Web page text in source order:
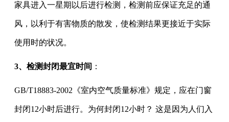
家具进入一星期以后进行检测，检测前应保证充足的通
风，以利于有害物质的散发，使检测结果更接近于实际
使用时的状况。
3、检测封闭最宜时间 ：
GB/T18883-2002《室内空气质量标准》规定，应在门窗
封闭12小时后进行。为何封闭12小时？ 这是因为人们入